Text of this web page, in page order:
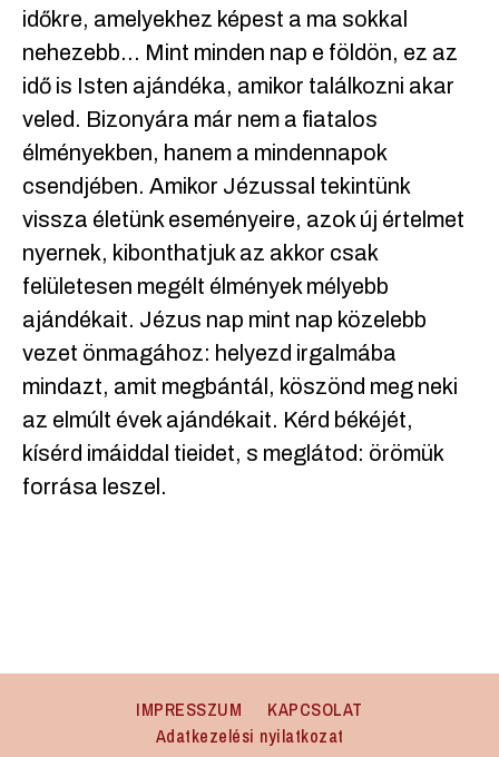
időkre, amelyekhez képest a ma sokkal
nehezebb… Mint minden nap e földön, ez az
idő is Isten ajándéka, amikor találkozni akar
veled. Bizonyára már nem a fiatalos
élményekben, hanem a mindennapok
csendjében. Amikor Jézussal tekintünk
vissza életünk eseményeire, azok új értelmet
nyernek, kibonthatjuk az akkor csak
felületesen megélt élmények mélyebb
ajándékait. Jézus nap mint nap közelebb
vezet önmagához: helyezd irgalmába
mindazt, amit megbántál, köszönd meg neki
az elmúlt évek ajándékait. Kérd békéjét,
kísérd imáiddal tieidet, s meglátod: örömük
forrása leszel.
IMPRESSZUM
KAPCSOLAT
Adatkezelési nyilatkozat